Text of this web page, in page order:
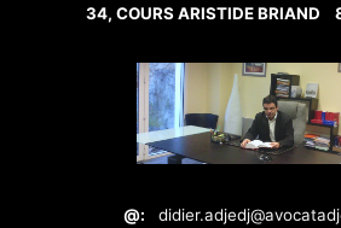
34, COURS ARISTIDE BRIAND
@: